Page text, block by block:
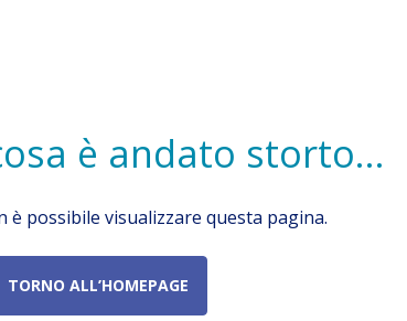
è andato storto...
è possibile visualizzare questa pagina.
TORNO ALL’HOMEPAGE